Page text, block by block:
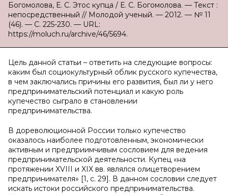
Богомолова, Е. С. Этос купца / Е. С. Богомолова. — Текст :
непосредственный // Молодой ученый. — 2012. — № 11
(46). — С. 225-230. — URL:
https://moluch.ru/archive/46/5694.
Цель данной статьи – ответить на следующие вопросы:
каким был социокультурный облик русского купечества,
в чем заключались причины его развития, был ли у него
предпринимательский потенциал и какую роль
купечество сыграло в становлении
предпринимательства.
В дореволюционной России только купечество
оказалось наиболее подготовленным, экономически
активным и предприимчивым сословием для ведения
предпринимательской деятельности. Купец «на
протяжении XVIII и XIX вв. являлся олицетворением
предпринимателя» [1, с. 29]. В данном сословии следует
искать истоки российского предпринимательства.